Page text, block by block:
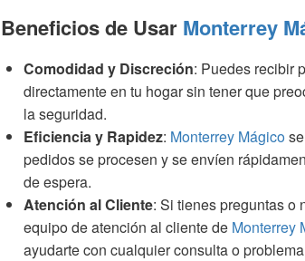
Beneficios de Usar Monterrey
Comodidad y Discreción: Puedes recibir
directamente en tu hogar sin tener que
la seguridad.
Eficiencia y Rapidez: Monterrey Mágico
pedidos se procesen y se envíen
de espera.
Atención al Cliente: Si tienes preguntas o
equipo de atención al cliente de Monterrey
ayudarte con cualquier consulta o